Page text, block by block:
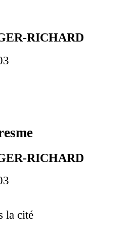
RICHARD
RICHARD